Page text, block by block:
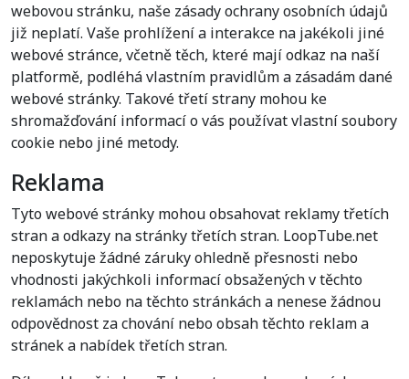
webovou stránku, naše zásady ochrany osobních údajů
již neplatí. Vaše prohlížení a interakce na jakékoli jiné
webové stránce, včetně těch, které mají odkaz na naší
platformě, podléhá vlastním pravidlům a zásadám dané
webové stránky. Takové třetí strany mohou ke
shromažďování informací o vás používat vlastní soubory
cookie nebo jiné metody.
Reklama
Tyto webové stránky mohou obsahovat reklamy třetích
stran a odkazy na stránky třetích stran. LoopTube.net
neposkytuje žádné záruky ohledně přesnosti nebo
vhodnosti jakýchkoli informací obsažených v těchto
reklamách nebo na těchto stránkách a nenese žádnou
odpovědnost za chování nebo obsah těchto reklam a
stránek a nabídek třetích stran.